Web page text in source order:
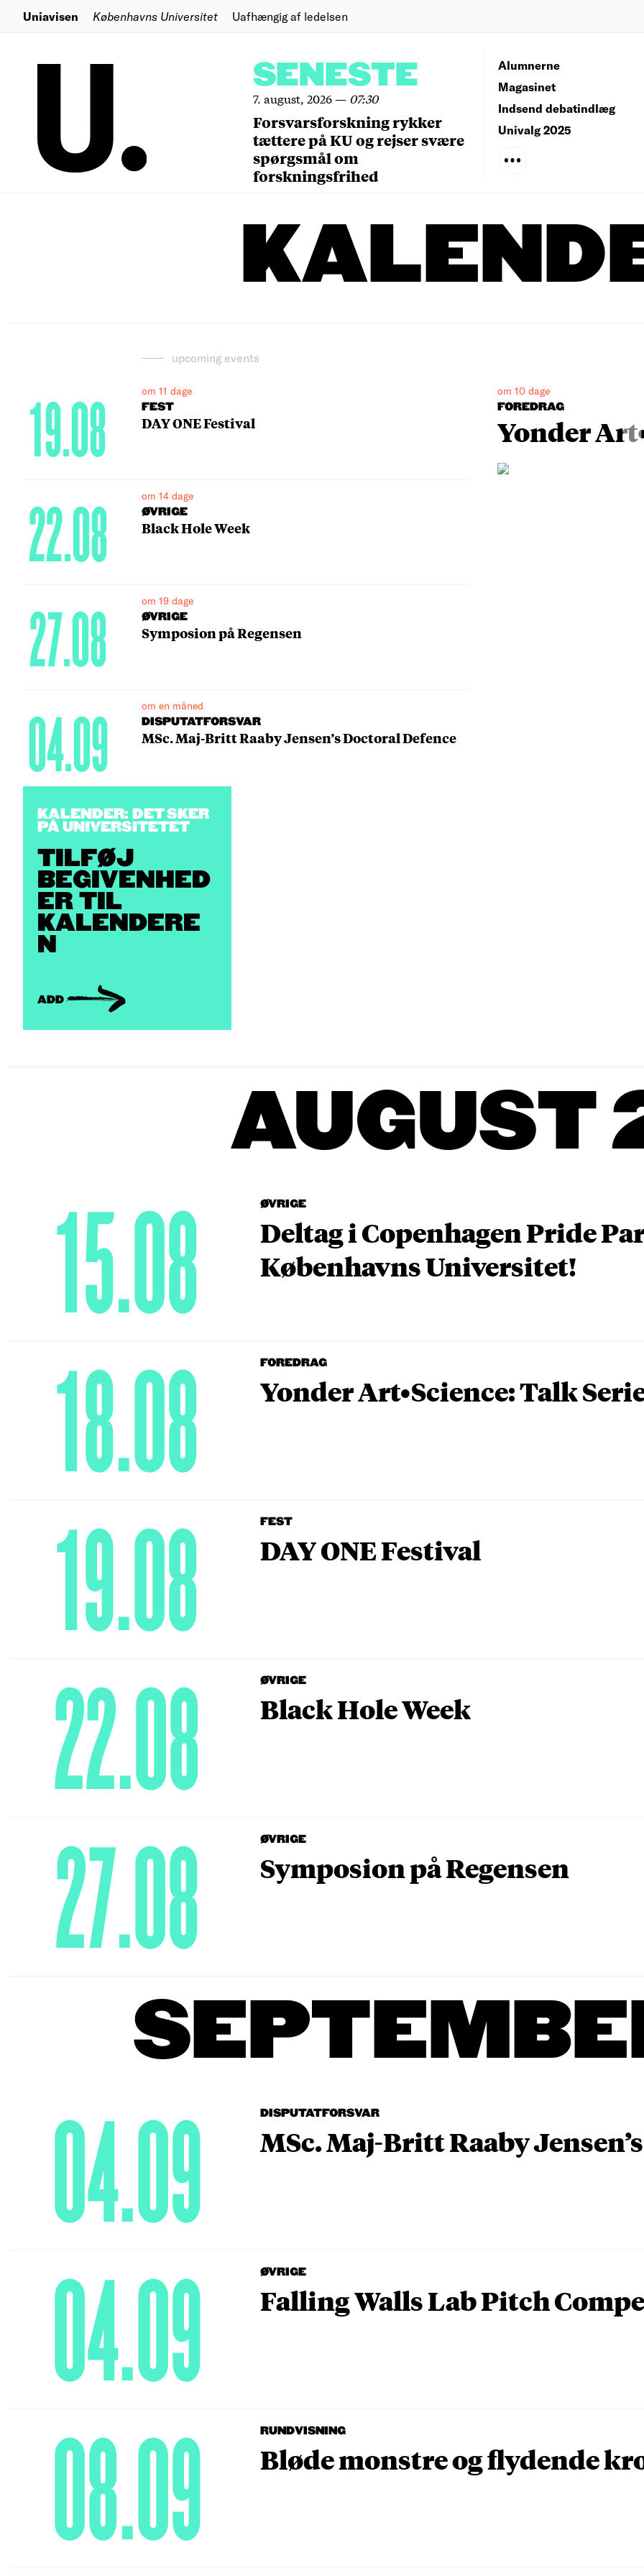
Uniavisen Københavns Universitet Uafhængig af ledelsen
SENESTE
7. august, 2026— 07:30
Forsvarsforskning rykker
tættere på KU og rejser svære
spørgsmål om
forskningsfrihed
Alumnerne
Magasinet
Indsend debatindlæg
Univalg 2025
upcoming events
om 11 dage
FEST
DAY ONE Festival
19.08
om 14 dage
ØVRIGE
Black Hole Week
22.08
om 19 dage
ØVRIGE
Symposion på Regensen
27.08
om en måned
DISPUTATFORSVAR
MSc. Maj-Britt Raaby Jensen’s Doctoral Defence
04.09
KALENDER: DET SKER
PÅ UNIVERSITETET
TILFØJ
BEGIVENHED
ER TIL
KALENDERE
N
ADD
om 10 dage
FOREDRAG
Yonder
AUGUST
ØVRIGE
Deltag i Copenhagen Pride
Københavns Universitet!
15.08
FOREDRAG
Yonder Art•Science: Talk
18.08
FEST
DAY ONE Festival
19.08
ØVRIGE
Black Hole Week
22.08
ØVRIGE
Symposion på Regensen
27.08
DISPUTATFORSVAR
MSc. Maj-Britt Raaby
04.09
ØVRIGE
Falling Walls Lab Pitch
04.09
RUNDVISNING
Bløde monstre og flydende
08.09